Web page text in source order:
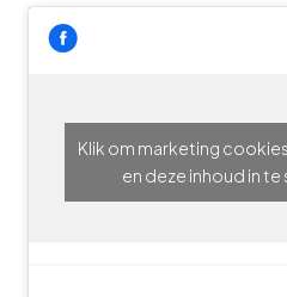
Klik om marketing
en deze inhoud in te